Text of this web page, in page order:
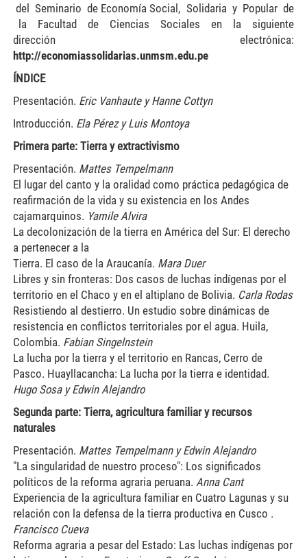
del Seminario de Economía Social, Solidaria y Popular de
la Facultad de Ciencias Sociales en la siguiente
dirección electrónica:
http://economiassolidarias.unmsm.edu.pe
ÍNDICE
Presentación. Eric Vanhaute y Hanne Cottyn
Introducción. Ela Pérez y Luis Montoya
Primera parte: Tierra y extractivismo
Presentación. Mattes Tempelmann
El lugar del canto y la oralidad como práctica pedagógica de
reafirmación de la vida y su existencia en los Andes
cajamarquinos. Yamile Alvira
La decolonización de la tierra en América del Sur: El derecho
a pertenecer a la
Tierra. El caso de la Araucanía. Mara Duer
Libres y sin fronteras: Dos casos de luchas indígenas por el
territorio en el Chaco y en el altiplano de Bolivia. Carla Rodas
Resistiendo al destierro. Un estudio sobre dinámicas de
resistencia en conflictos territoriales por el agua. Huila,
Colombia. Fabian Singelnstein
La lucha por la tierra y el territorio en Rancas, Cerro de
Pasco. Huayllacancha: La lucha por la tierra e identidad.
Hugo Sosa y Edwin Alejandro
Segunda parte: Tierra, agricultura familiar y recursos
naturales
Presentación. Mattes Tempelmann y Edwin Alejandro
"La singularidad de nuestro proceso": Los significados
políticos de la reforma agraria peruana. Anna Cant
Experiencia de la agricultura familiar en Cuatro Lagunas y su
relación con la defensa de la tierra productiva en Cusco .
Francisco Cueva
Reforma agraria a pesar del Estado: Las luchas indígenas por